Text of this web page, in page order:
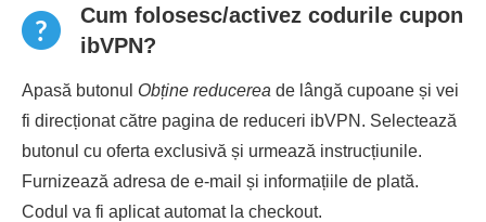
Cum folosesc/activez codurile cupon
ibVPN?
Apasă butonul Obține reducerea de lângă cupoane și vei
fi direcționat către pagina de reduceri ibVPN. Selectează
butonul cu oferta exclusivă și urmează instrucțiunile.
Furnizează adresa de e-mail și informațiile de plată.
Codul va fi aplicat automat la checkout.